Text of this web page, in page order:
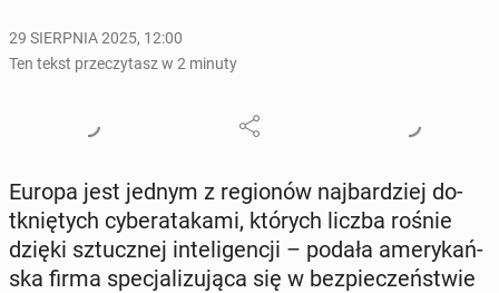
29 SIERPNIA 2025, 12:00
Ten tekst przeczytasz w 2 minuty
Europa jest jednym z re­gio­nów naj­bar­dziej do­
tknię­tych cy­be­ra­ta­ka­mi, których liczba rośnie
dzięki sztucz­nej in­te­li­gen­cji – podała ame­ry­kań­
ska firma spe­cja­li­zu­ją­ca się w bez­pie­czeń­stwie